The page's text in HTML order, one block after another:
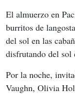
El almuerzo en
burritos de
del sol en las
disfrutando del sol
Por la noche,
Vaughn, Olivia